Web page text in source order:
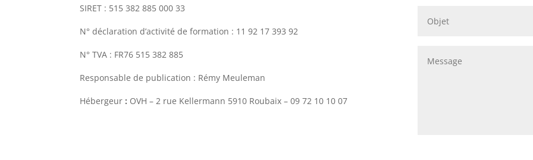
SIRET : 515 382 885 000 33
N° déclaration d’activité de formation : 11 92 17 393 92
N° TVA : FR76 515 382 885
Responsable de publication : Rémy Meuleman
Hébergeur : OVH – 2 rue Kellermann 5910 Roubaix – 09 72 10 10 07